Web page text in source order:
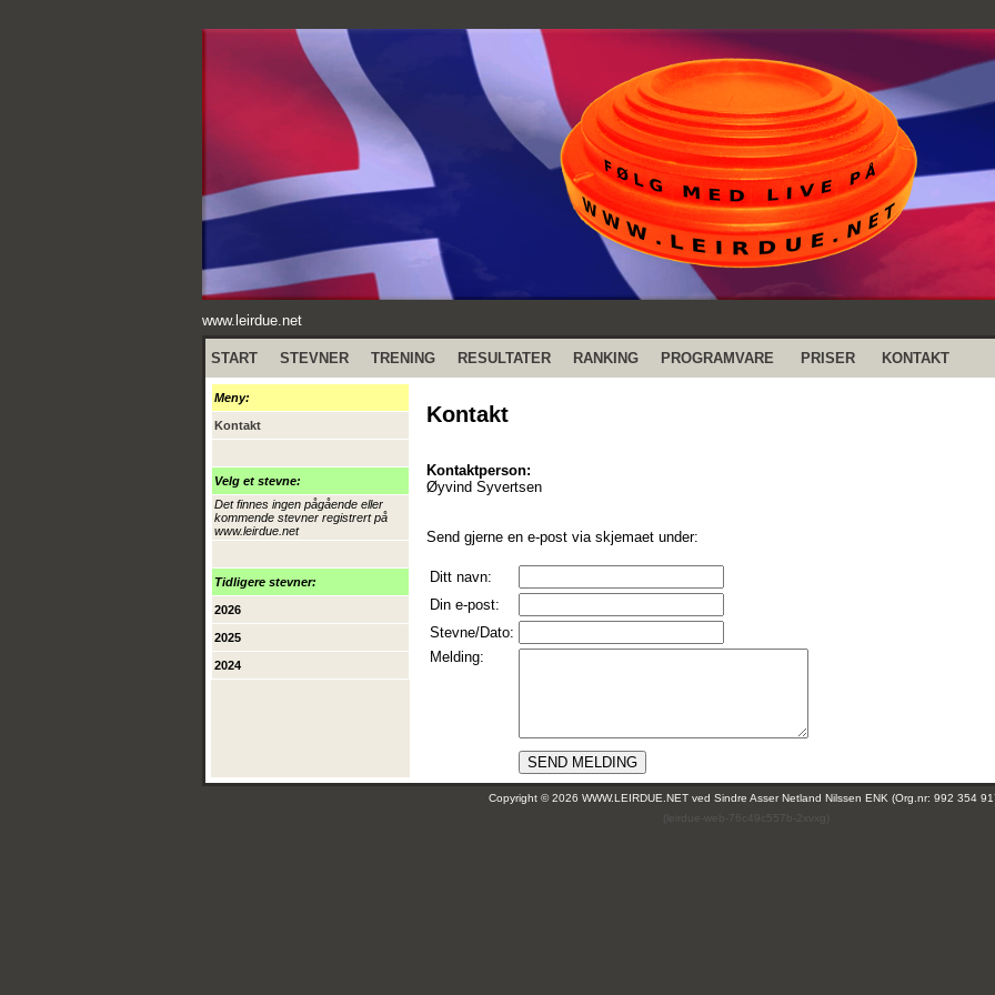
www.leirdue.net
START STEVNER TRENING RESULTATER RANKING PROGRAMVARE PRISER KONTAKT
Meny:
Kontakt
Velg et stevne:
Det finnes ingen pågående eller
kommende stevner registrert på
www.leirdue.net
Tidligere stevner:
2026
2025
2024
Kontakt
Kontaktperson:
Øyvind Syvertsen
Send gjerne en e-post via skjemaet under:
Ditt navn:
Din e-post:
Stevne/Dato:
Melding:
Copyright © 2026 WWW.LEIRDUE.NET ved Sindre Asser Netland Nilssen ENK (Org.nr: 992 354
(leirdue-web-76c49c557b-2xvxg)